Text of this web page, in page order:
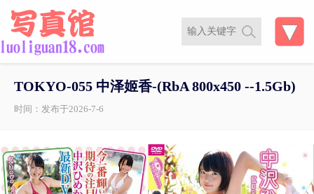
TOKYO-055 中泽姬香-(RbA 800x450 --1.5Gb)
时间：发布于2026-7-6